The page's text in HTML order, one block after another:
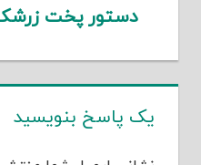
دستور پخت
یک پاسخ بنویسید